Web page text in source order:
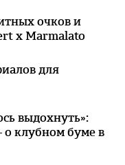
очков и
x Marmalato
для
выдохнуть»:
клубном буме в